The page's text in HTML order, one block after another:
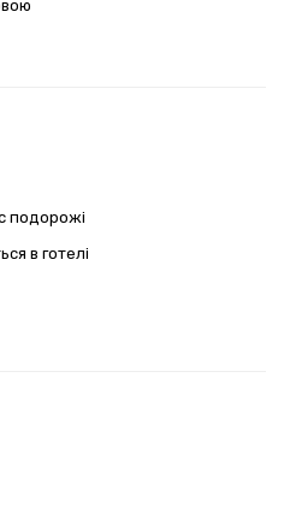
подорожі
в готелі